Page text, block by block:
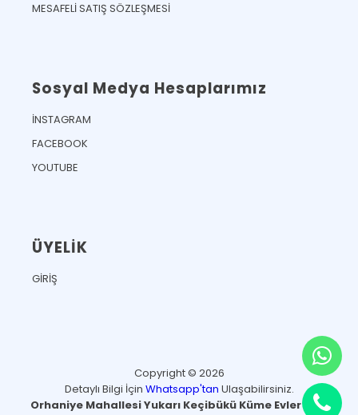
MESAFELİ SATIŞ SÖZLEŞMESİ
Sosyal Medya Hesaplarımız
İNSTAGRAM
FACEBOOK
YOUTUBE
ÜYELİK
GİRİŞ
Copyright © 2026
Detaylı Bilgi İçin Whatsapp'tan Ulaşabilirsiniz.
Orhaniye Mahallesi Yukarı Keçibükü Küme Evler No:3